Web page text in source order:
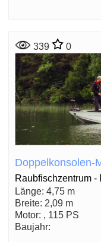
339 0
Doppelkonsolen-
Raubfischzentrum -
Länge: 4,75 m
Breite: 2,09 m
Motor: , 115 PS
Baujahr: